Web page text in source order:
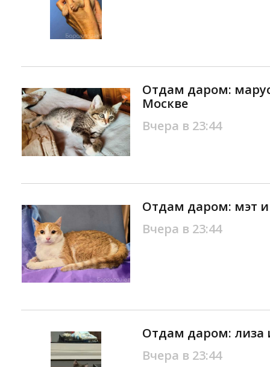
Отдам даром:
Москве
Вчера в 23:44
Отдам даром: мэт
Вчера в 23:44
Отдам даром: лиза
Вчера в 23:44